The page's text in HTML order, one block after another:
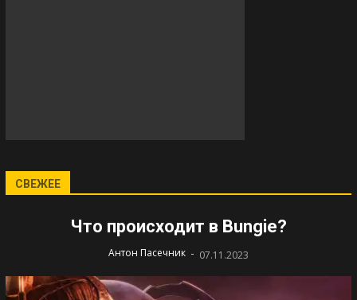
СВЕЖЕЕ
Что происходит в Bungie?
Антон Пасечник - 07.11.2023